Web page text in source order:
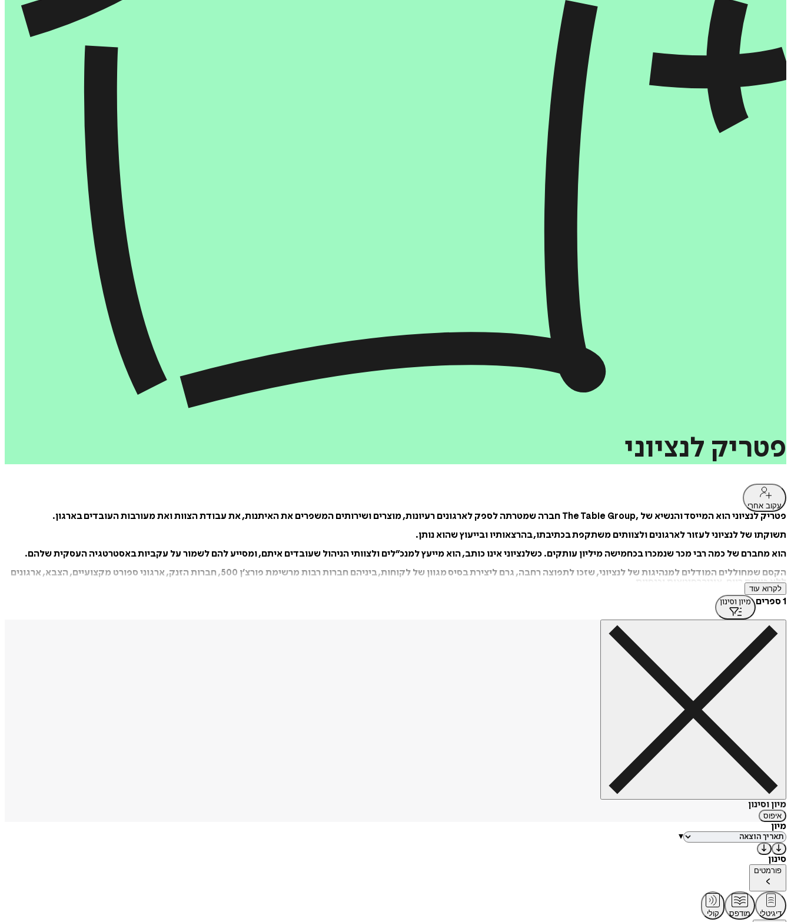
פטריק לנציוני
עקוב אחרי
פטריק לנציוני הוא המייסד והנשיא של ,The Table Group חברה שמטרתה לספק לארגונים רעיונות, מוצרים ושירותים המשפרים את האיתנות, את עבודת הצוות ואת מעורבות העובדים בארגון.
תשוקתו של לנציוני לעזור לארגונים ולצוותים משתקפת בכתיבתו, בהרצאותיו ובייעוץ שהוא נותן.
הוא מחברם של כמה רבי מכר שנמכרו בכחמישה מיליון עותקים. כשלנציוני אינו כותב, הוא מייעץ למנכ”לים ולצוותי הניהול שעובדים איתם, ומסייע להם לשמור על עקביות באסטרטגיה העסקית שלהם.
הקסם שמחוללים המודלים למנהיגות של לנציוני, שזכו לתפוצה רחבה, גרם ליצירת בסיס מגוון של לקוחות, ביניהם חברות רבות מרשימת פורצ’ן 500, חברות הזנק, ארגוני ספורט מקצועיים, הצבא, ארגונים
ללא כוונות רווח, אוניברסיטאות וכנסיות.
בנוסף, לנציוני מרצה מדי שנה בפני אלפי מנהלים בכנסים של ארגונים בין לאומיים וכינוסים לאומיים. לנציוני מתגורר באזור סן פרנסיסקו עם אשתו לורה וארבעת בניו.
לקרוא עוד
1 ספרים מיון וסינון
מיון וסינון
איפוס
מיון
▾
סינון
פורמטים
דיגיטלי מודפס
קולי